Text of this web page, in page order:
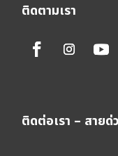
ติดตามเรา
ติดต่อเรา – สายด่